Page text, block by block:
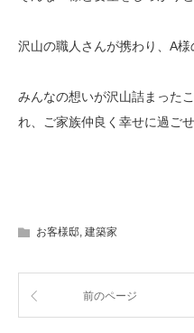
沢山の職人さんが携わり、A
みんなの想いが沢山詰まった
れ、ご家族仲良く幸せに過ご
お客様邸, 建築家
前のページ